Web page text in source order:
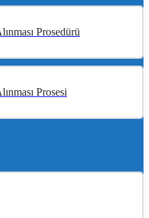
Prosedürü
Prosesi